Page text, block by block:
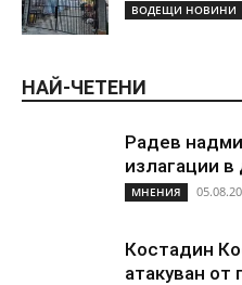
ВОДЕЩИ НОВИНИ
НАЙ-ЧЕТЕНИ
Радев
излагации
МНЕНИЯ
Костадин
атакуван от